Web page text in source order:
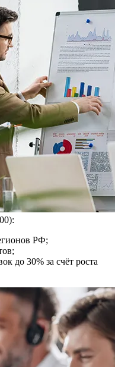
РФ;
до 30% за счёт роста